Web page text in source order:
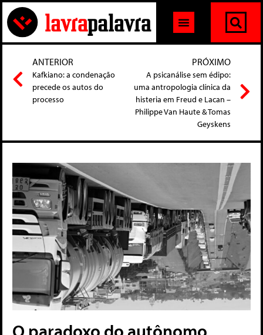
ANTERIOR
Kafkiano: a condenação
precede os autos do
processo
PRÓXIMO
A psicanálise sem édipo:
uma antropologia clínica da
histeria em Freud e Lacan –
Philippe Van Haute & Tomas
Geyskens